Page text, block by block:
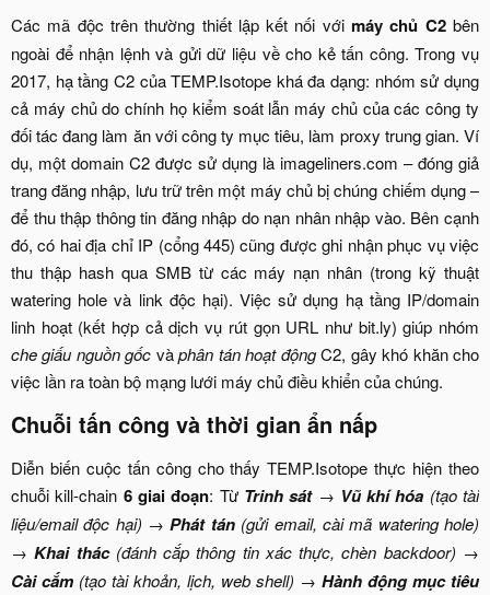
Các mã độc trên thường thiết lập kết nối vớimáy chủ C2bên
ngoài để nhận lệnh và gửi dữ liệu về cho kẻ tấn công. Trong vụ
2017, hạ tầng C2 của TEMP.Isotope khá đa dạng: nhóm sử dụng
cả máy chủ do chính họ kiểm soát lẫn máy chủ của các công ty
đối tác đang làm ăn với công ty mục tiêu, làm proxy trung gian. Ví
dụ, một domain C2 được sử dụng là imageliners.com – đóng giả
trang đăng nhập, lưu trữ trên một máy chủ bị chúng chiếm dụng –
để thu thập thông tin đăng nhập do nạn nhân nhập vào. Bên cạnh
đó, có hai địa chỉ IP (cổng 445) cũng được ghi nhận phục vụ việc
thu thập hash qua SMB từ các máy nạn nhân (trong kỹ thuật
watering hole và link độc hại). Việc sử dụng hạ tầng IP/domain
linh hoạt (kết hợp cả dịch vụ rút gọn URL như bit.ly) giúp nhóm
che giấu nguồn gốc vàphân tán hoạt độngC2, gây khó khăn cho
việc lần ra toàn bộ mạng lưới máy chủ điều khiển của chúng.​
Chuỗi tấn công và thời gian ẩn nấp​
Diễn biến cuộc tấn công cho thấy TEMP.Isotope thực hiện theo
chuỗi kill-chain 6 giai đoạn: Từ Trinh sát → Vũ khí hóa (tạo tài
liệu/email độc hại) →Phát tán(gửi email, cài mã watering hole)
→Khai thác(đánh cắp thông tin xác thực, chèn backdoor) →
Cài cắm (tạo tài khoản, lịch, web shell) → Hành động mục tiêu